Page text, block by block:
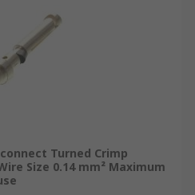
Turned Crimp
Size 0.14 mm² Maximum